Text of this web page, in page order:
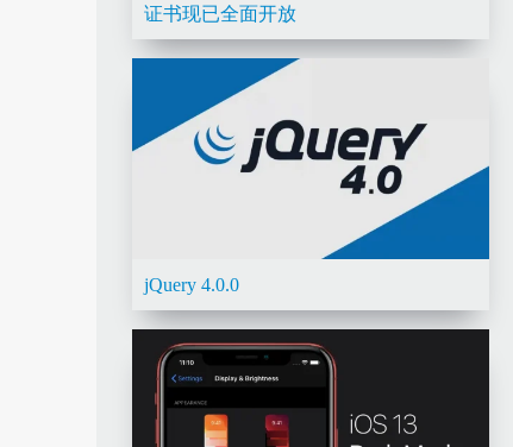
证书现已全面开放
jQuery 4.0.0